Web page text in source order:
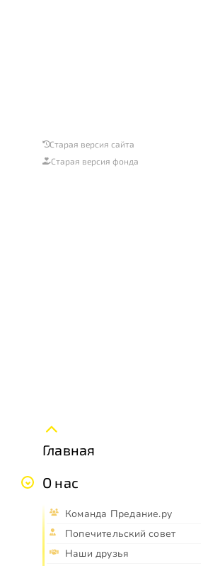
Старая версия сайта
Старая версия фонда
Главная
О нас
Команда Предание.ру
Попечительский совет
Наши друзья